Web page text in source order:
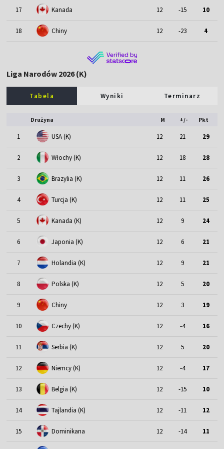
17 Kanada 12 -15 10
18 Chiny 12 -23 4
Liga Narodów 2026 (K)
Tabela Wyniki Terminarz
Drużyna M +/- Pkt
1 USA (K) 12 21 29
2 Włochy (K) 12 18 28
3 Brazylia (K) 12 11 26
4 Turcja (K) 12 11 25
5 Kanada (K) 12 9 24
6 Japonia (K) 12 6 21
7 Holandia (K) 12 9 21
8 Polska (K) 12 5 20
9 Chiny 12 3 19
10 Czechy (K) 12 -4 16
11 Serbia (K) 12 5 20
12 Niemcy (K) 12 -4 17
13 Belgia (K) 12 -15 10
14 Tajlandia (K) 12 -11 12
15 Dominikana 12 -14 11